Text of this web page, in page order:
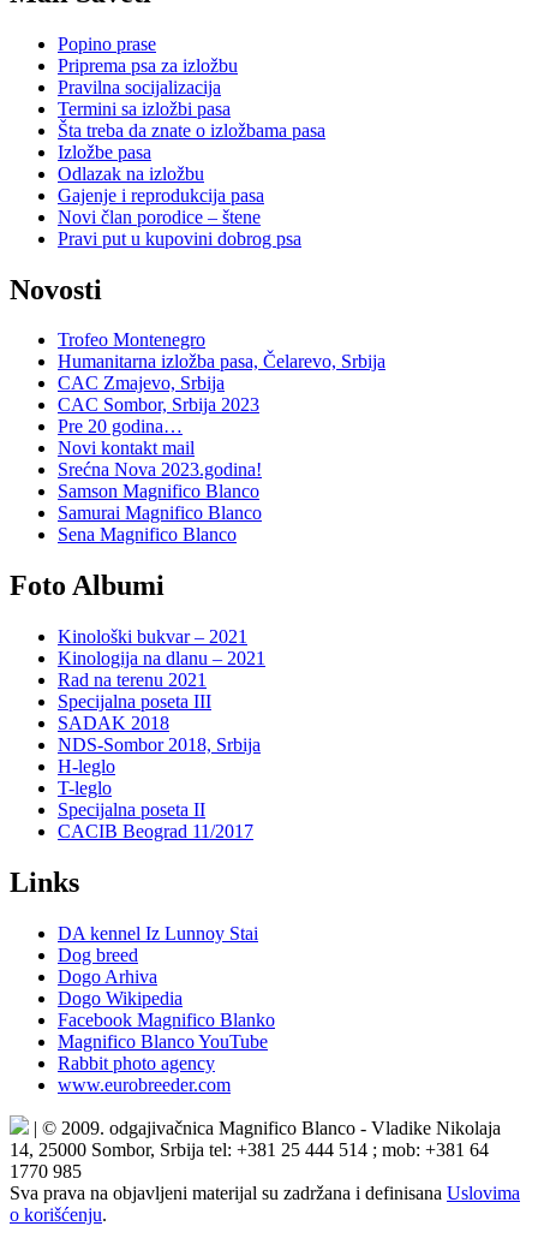
Popino prase
Priprema psa za izložbu
Pravilna socijalizacija
Termini sa izložbi pasa
Šta treba da znate o izložbama pasa
Izložbe pasa
Odlazak na izložbu
Gajenje i reprodukcija pasa
Novi član porodice – štene
Pravi put u kupovini dobrog psa
Novosti
Trofeo Montenegro
Humanitarna izložba pasa, Čelarevo, Srbija
CAC Zmajevo, Srbija
CAC Sombor, Srbija 2023
Pre 20 godina…
Novi kontakt mail
Srećna Nova 2023.godina!
Samson Magnifico Blanco
Samurai Magnifico Blanco
Sena Magnifico Blanco
Foto Albumi
Kinološki bukvar – 2021
Kinologija na dlanu – 2021
Rad na terenu 2021
Specijalna poseta III
SADAK 2018
NDS-Sombor 2018, Srbija
H-leglo
T-leglo
Specijalna poseta II
CACIB Beograd 11/2017
Links
DA kennel Iz Lunnoy Stai
Dog breed
Dogo Arhiva
Dogo Wikipedia
Facebook Magnifico Blanko
Magnifico Blanco YouTube
Rabbit photo agency
www.eurobreeder.com
| © 2009. odgajivačnica Magnifico Blanco - Vladike Nikolaja
14, 25000 Sombor, Srbija tel: +381 25 444 514 ; mob: +381 64
1770 985
Sva prava na objavljeni materijal su zadržana i definisana Uslovima
o korišćenju.